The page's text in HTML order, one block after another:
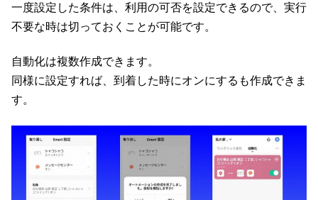
一度設定した条件は、利用の可否を設定できるので、実行
不要な時は切っておくことが可能です。
自動化は複数作成できます。
同様に設定すれば、到着した時にオンにするも作成できま
す。